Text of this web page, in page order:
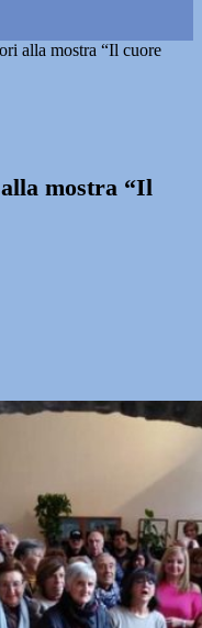
alla mostra “Il cuore
mostra “Il